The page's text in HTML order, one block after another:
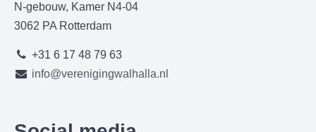
N-gebouw, Kamer N4-04
3062 PA Rotterdam
+31 6 17 48 79 63
info@verenigingwalhalla.nl